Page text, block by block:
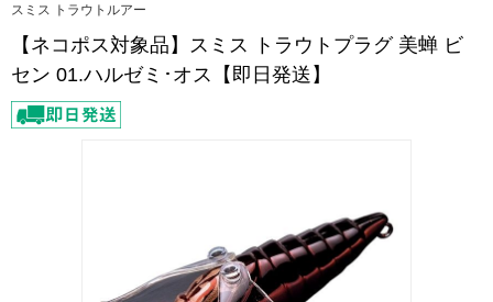
スミス トラウトルアー
【ネコポス対象品】スミス トラウトプラグ 美蝉 ビ
セン 01.ハルゼミ･オス【即日発送】